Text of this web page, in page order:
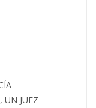
UN JUEZ